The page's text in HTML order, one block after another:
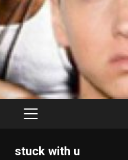
PRIMARY
stuck with u